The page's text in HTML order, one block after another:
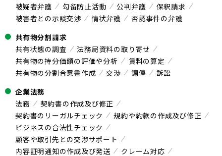
被疑者弁護
勾留防止活動 公判弁護
保釈請求
被害者との示談交渉
情状弁護
否認事件の弁護
共有物分割請求
共有状態の調査
法務局資料の取り寄せ
共有物の持分価額の評価や分析
賃料の算定
共有物の分割合意書作成
交渉 調停
訴訟
企業法務
法務
契約書の作成及び修正
契約書のリーガルチェック
規約や約款の作成及び修正
ビジネスの合法性チェック
顧客や取引先との交渉サポート
内容証明通知の作成及び発送
クレーム対応